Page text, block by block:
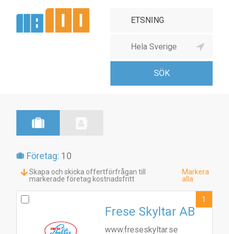
Företag: 10
Skapa och skicka offertförfrågan till
markerade företag kostnadsfritt
Markera
alla
Frese Skyltar AB
www.freseskyltar.se
1